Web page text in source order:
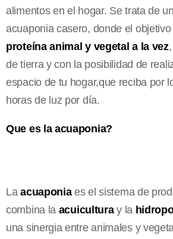
alimentos en el hogar. Se trata de
acuaponia casero, donde el
proteína animal y vegetal a la vez
de tierra y con la posibilidad de
espacio de tu hogar,que reciba por
horas de luz por día.
Que es la acuaponia?
Laacuaponiaes el sistema de
combina la acuiculturay la
una sinergia entre animales y